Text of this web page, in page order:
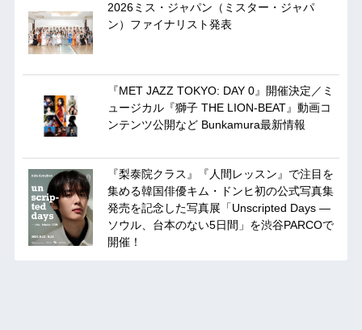
2026ミス・ジャパン（ミスター・ジャパ
ン）ファイナリスト発表
『MET JAZZ TOKYO: DAY 0』開催決定／ミ
ュージカル『獅子 THE LION-BEAT』動画コ
ンテンツ公開など Bunkamura最新情報
『梨泰院クラス』『人間レッスン』で注目を
集める韓国俳優キム・ドンヒ初の公式写真集
発売を記念した写真展「Unscripted Days —
ソウル、台本のない5日間」を渋谷PARCOで
開催！